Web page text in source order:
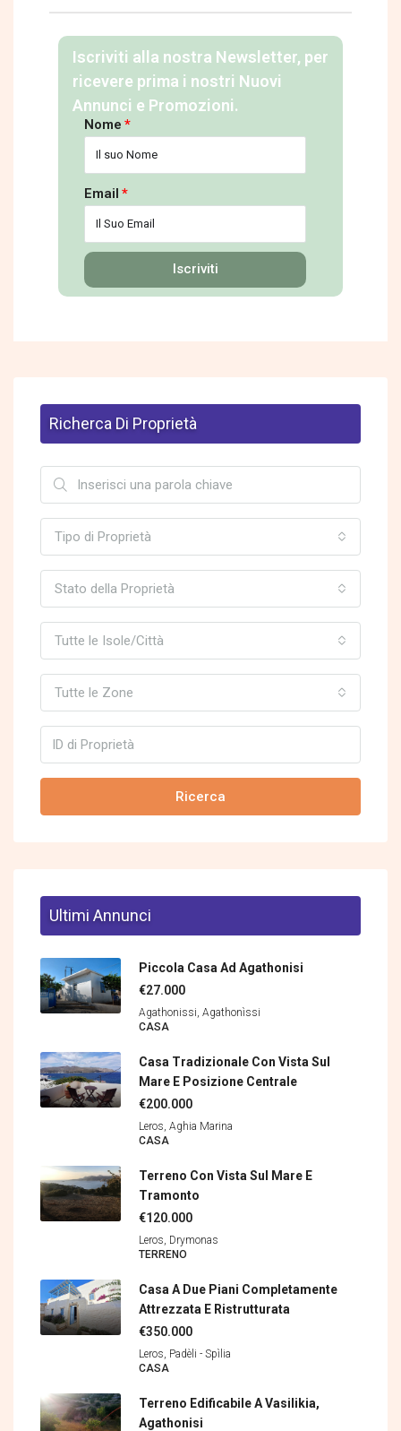
Iscriviti alla nostra Newsletter, per
ricevere prima i nostri Nuovi
Annunci e Promozioni.
Nome
Email
Iscriviti
Richerca Di Proprietà
Tipo di Proprietà
Stato della Proprietà
Tutte le Isole/Città
Tutte le Zone
Ricerca
Ultimi Annunci
Piccola Casa Ad Agathonisi
€27.000
Agathonissi, Agathonìssi
CASA
Casa Tradizionale Con Vista Sul
Mare E Posizione Centrale
€200.000
Leros, Aghia Marina
CASA
Terreno Con Vista Sul Mare E
Tramonto
€120.000
Leros, Drymonas
TERRENΟ
Casa A Due Piani Completamente
Attrezzata E Ristrutturata
€350.000
Leros, Padèli - Spìlia
CASA
Terreno Edificabile A Vasilikia,
Agathonisi